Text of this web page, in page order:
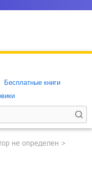
Бесплатные книги
не определен